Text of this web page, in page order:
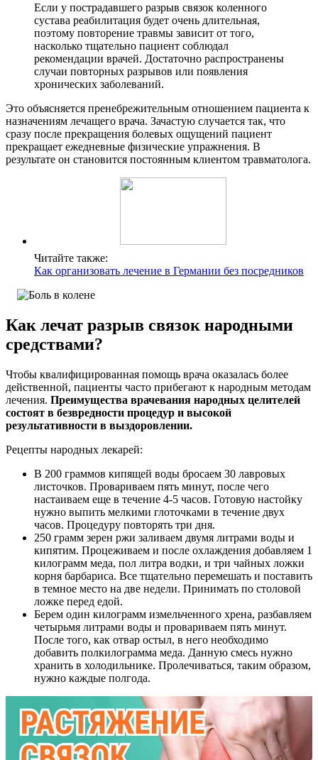
Если у пострадавшего разрыв связок коленного
сустава реабилитация будет очень длительная,
поэтому повторение травмы зависит от того,
насколько тщательно пациент соблюдал
рекомендации врачей. Достаточно распространены
случаи повторных разрывов или появления
хронических заболеваний.
Это объясняется пренебрежительным отношением пациента к
назначениям лечащего врача. Зачастую случается так, что
сразу после прекращения болевых ощущений пациент
прекращает ежедневные физические упражнения. В
результате он становится постоянным клиентом травматолога.
Читайте также:
Как организовать лечение в Германии без посредников
Как лечат разрыв связок народными
средствами?
Чтобы квалифицированная помощь врача оказалась более
действенной, пациенты часто прибегают к народным методам
лечения. Преимущества врачевания народных целителей
состоят в безвредности процедур и высокой
результативности в выздоровлении.
Рецепты народных лекарей:
В 200 граммов кипящей воды бросаем 30 лавровых
листочков. Провариваем пять минут, после чего
настаиваем еще в течение 4-5 часов. Готовую настойку
нужно выпить мелкими глоточками в течение двух
часов. Процедуру повторять три дня.
250 грамм зерен ржи заливаем двумя литрами воды и
кипятим. Процеживаем и после охлаждения добавляем 1
килограмм меда, пол литра водки, и три чайных ложки
корня барбариса. Все тщательно перемешать и поставить
в темное место на две недели. Принимать по столовой
ложке перед едой.
Берем один килограмм измельченного хрена, разбавляем
четырьмя литрами воды и провариваем пять минут.
После того, как отвар остыл, в него необходимо
добавить полкилограмма меда. Данную смесь нужно
хранить в холодильнике. Пролечиваться, таким образом,
нужно каждые полгода.